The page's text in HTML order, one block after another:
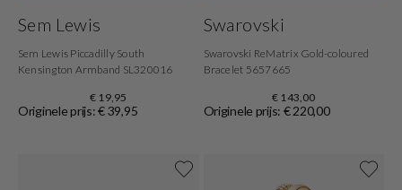
Sem Lewis
Sem Lewis Piccadilly South
Kensington Armband SL320016
€ 19,95
Originele prijs: € 39,95
Swarovski
Swarovski ReMatrix Gold-coloured
Bracelet 5657665
€ 143,00
Originele prijs: € 220,00